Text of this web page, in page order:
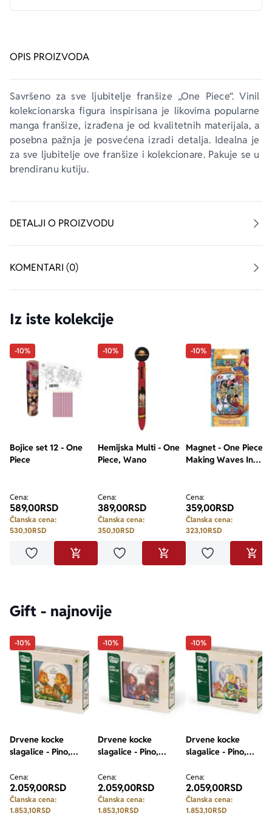
OPIS PROIZVODA
Savršeno za sve ljubitelje franšize „One Piece“. Vinil
kolekcionarska figura inspirisana je likovima popularne
manga franšize, izrađena je od kvalitetnih materijala, a
posebna pažnja je posvećena izradi detalja. Idealna je
za sve ljubitelje ove franšize i kolekcionare. Pakuje se u
brendiranu kutiju.
DETALJI O PROIZVODU
KOMENTARI (0)
Iz iste kolekcije
-10%
Bojice set 12 - One
Piece
Cena:
589,00RSD
Članska cena:
530,10RSD
Dodaj u omiljeneDODAJ U KORPU
-10%
Hemijska Multi - One
Piece, Wano
Cena:
389,00RSD
Članska cena:
350,10RSD
Dodaj u omiljeneDODAJ U KORPU
-10%
Magnet - One Piece,
Making Waves In
Cena:
359,00RSD
Članska cena:
323,10RSD
Dodaj u
Gift - najnovije
-10%
Drvene kocke
slagalice - Pino,
Veverići, 9 elemenata
Cena:
2.059,00RSD
Članska cena:
1.853,10RSD
-10%
Drvene kocke
slagalice - Pino,
Ježević, 9 elemenata
Cena:
2.059,00RSD
Članska cena:
1.853,10RSD
-10%
Drvene kocke
slagalice - Pino,
Predići, 9 elemenata
Cena:
2.059,00RSD
Članska cena:
1.853,10RSD